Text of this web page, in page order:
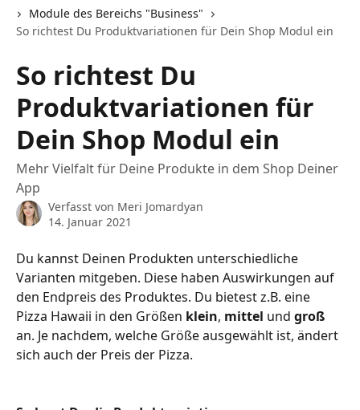
Module des Bereichs "Business"
So richtest Du Produktvariationen für Dein Shop Modul ein
So richtest Du
Produktvariationen für
Dein Shop Modul ein
Mehr Vielfalt für Deine Produkte in dem Shop Deiner
App
Verfasst von Meri Jomardyan
14. Januar 2021
Du kannst Deinen Produkten unterschiedliche
Varianten mitgeben. Diese haben Auswirkungen auf
den Endpreis des Produktes. Du bietest z.B. eine
Pizza Hawaii in den Größen klein, mittel und groß
an. Je nachdem, welche Größe ausgewählt ist, ändert
sich auch der Preis der Pizza.